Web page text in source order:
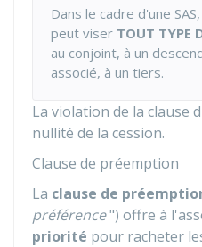
Dans le cadre d'une
peut viser TOUT TYPE
au conjoint, à un
associé, à un tiers.
La violation de la clause
nullité de la cession.
Clause de préemption
La clause de
préférence") offre à
priorité pour racheter